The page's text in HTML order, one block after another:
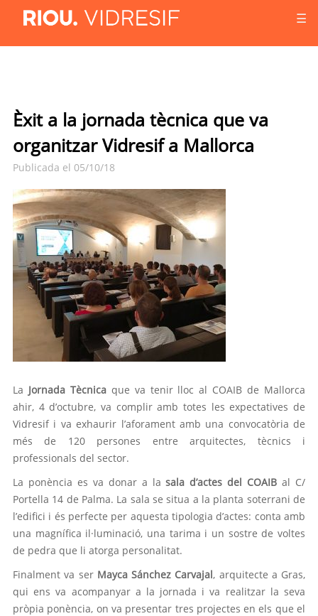
☰
Èxit a la jornada tècnica que va
organitzar Vidresif a Mallorca
Publicada el 05/10/18
La Jornada Tècnicaque va tenir lloc al COAIB de Mallorca
ahir, 4 d’octubre, va complir amb totes les expectatives de
Vidresif i va exhaurir l’aforament amb una convocatòria de
més de 120 persones entre arquitectes, tècnics i
professionals del sector.
La ponència es va donar a lasala d’actes del COAIB al C/
Portella 14 de Palma. La sala se situa a la planta soterrani de
l’edifici i és perfecte per aquesta tipologia d’actes: conta amb
una magnífica il·luminació, una tarima i un sostre de voltes
de pedra que li atorga personalitat.
Finalment va ser Mayca Sánchez Carvajal, arquitecte a Gras,
qui ens va acompanyar a la jornada i va realitzar la seva
pròpia ponència, on va presentar tres projectes en els que el